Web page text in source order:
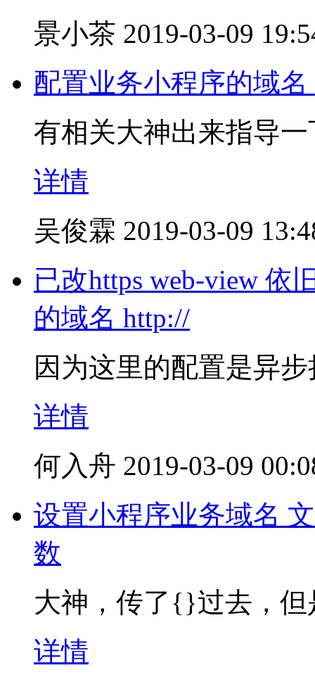
景小茶 2019-03-09
配置业务小程序的域
有相关大神出来指导
详情
吴俊霖 2019-03-09
已改https web-view 依
的域名 http://
因为这里的配置是异
详情
何入舟 2019-03-09
设置小程序业务域名
数
大神，传了{}过去，
详情